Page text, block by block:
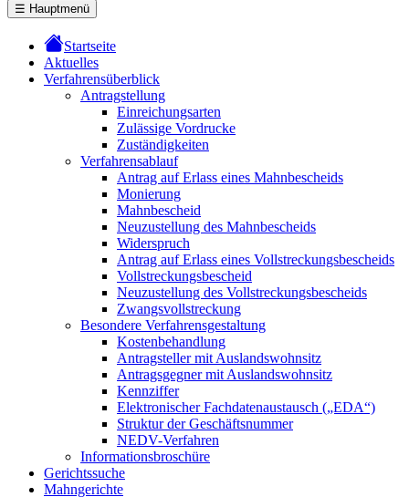
☰ Hauptmenü
Startseite
Aktuelles
Verfahrensüberblick
Antragstellung
Einreichungsarten
Zulässige Vordrucke
Zuständigkeiten
Verfahrensablauf
Antrag auf Erlass eines Mahnbescheids
Monierung
Mahnbescheid
Neuzustellung des Mahnbescheids
Widerspruch
Antrag auf Erlass eines Vollstreckungsbescheids
Vollstreckungsbescheid
Neuzustellung des Vollstreckungsbescheids
Zwangsvollstreckung
Besondere Verfahrensgestaltung
Kostenbehandlung
Antragsteller mit Auslandswohnsitz
Antragsgegner mit Auslandswohnsitz
Kennziffer
Elektronischer Fachdatenaustausch („EDA“)
Struktur der Geschäftsnummer
NEDV-Verfahren
Informationsbroschüre
Gerichtssuche
Mahngerichte